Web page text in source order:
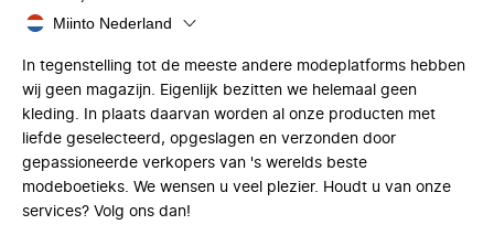
Miinto Nederland
In tegenstelling tot de meeste andere modeplatforms hebben
wij geen magazijn. Eigenlijk bezitten we helemaal geen
kleding. In plaats daarvan worden al onze producten met
liefde geselecteerd, opgeslagen en verzonden door
gepassioneerde verkopers van 's werelds beste
modeboetieks. We wensen u veel plezier. Houdt u van onze
services? Volg ons dan!